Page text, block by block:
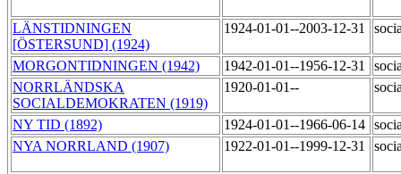
LÄNSTIDNINGEN
[ÖSTERSUND] (1924)
1924-01-01--2003-12-31
MORGONTIDNINGEN (1942) 1942-01-01--1956-12-31
NORRLÄNDSKA
SOCIALDEMOKRATEN (1919)
1920-01-01--
NY TID (1892) 1924-01-01--1966-06-14
NYA NORRLAND (1907)
1922-01-01--1999-12-31